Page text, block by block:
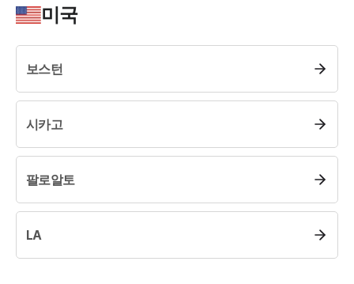
사례분석/최신동향
고객후기
미국
보스턴
시카고
팔로알토
LA